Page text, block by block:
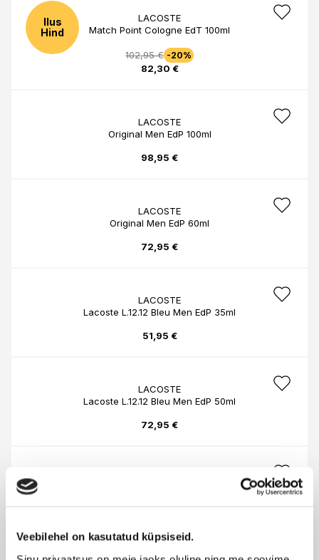
Veebilehel on kasutatud küpsiseid.
Ilus
Hind
LACOSTE
Match Point Cologne EdT 100ml
102,95 € -20%
82,30 €
LACOSTE
Original Men EdP 100ml
98,95 €
LACOSTE
Original Men EdP 60ml
72,95 €
LACOSTE
Lacoste L.12.12 Bleu Men EdP 35ml
51,95 €
LACOSTE
Lacoste L.12.12 Bleu Men EdP 50ml
72,95 €
L.12.12 Rose Women Sparkling EdT 100ml